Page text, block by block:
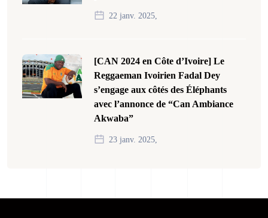
22 janv. 2025,
[CAN 2024 en Côte d’Ivoire] Le
Reggaeman Ivoirien Fadal Dey
s’engage aux côtés des Éléphants
avec l’annonce de “Can Ambiance
Akwaba”
23 janv. 2025,